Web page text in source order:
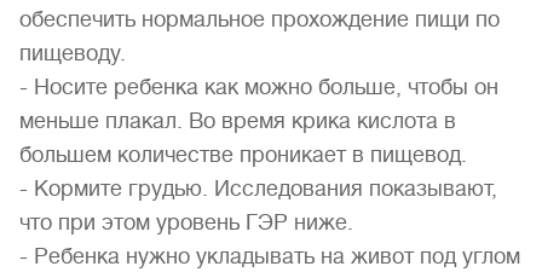
обеспечить нормальное прохождение пищи по
пищеводу.
- Носите ребенка как можно больше, чтобы он
меньше плакал. Во время крика кислота в
большем количестве проникает в пищевод.
- Кормите грудью. Исследования показывают,
что при этом уровень ГЭР ниже.
- Ребенка нужно укладывать на живот под углом